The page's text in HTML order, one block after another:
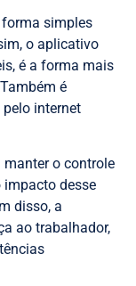
forma simples
o aplicativo
é a forma mais
é
internet
manter o controle
impacto desse
disso, a
ao trabalhador,